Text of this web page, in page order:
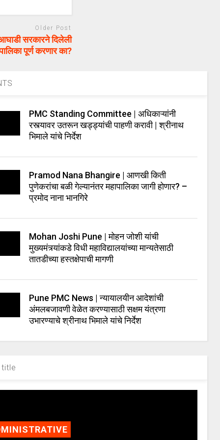
Older Post
सरकारने दिलेली
पूर्ण करणार का?
PMC Standing Committee | अधिकाऱ्यांनी
रस्त्यावर उतरून खड्ड्यांची पाहणी करावी | श्रीनाथ
भिमाले यांचे निर्देश
Pramod Nana Bhangire | आणखी किती
पुणेकरांचा बळी गेल्यानंतर महापालिका जागी होणार? –
प्रमोद नाना भानगिरे
Mohan Joshi Pune | मोहन जोशी यांची
मुख्यमंत्र्यांकडे विधी महाविद्यालयांच्या मान्यतेसाठी
तातडीच्या हस्तक्षेपाची मागणी
Pune PMC News | न्यायालयीन आदेशांची
अंमलबजावणी वेळेत करण्यासाठी सक्षम यंत्रणा
उभारण्याचे श्रीनाथ भिमाले यांचे निर्देश